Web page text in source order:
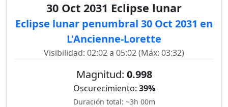
30 Oct 2031 Eclipse lunar
Eclipse lunar penumbral 30 Oct 2031 en
L'Ancienne-Lorette
Visibilidad: 02:02 a 05:02 (Máx: 03:32)
Magnitud: 0.998
Oscurecimiento: 39%
Duración total: ~3h 00m